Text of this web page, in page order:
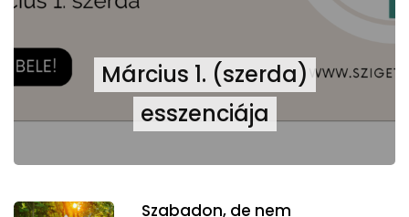
Március 1. (szerda)
esszenciája
Szabadon, de nem